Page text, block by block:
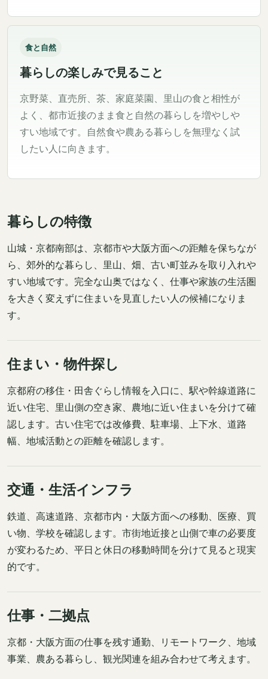
食と自然
暮らしの楽しみで見ること
京野菜、直売所、茶、家庭菜園、里山の食と相性が
よく、都市近接のまま食と自然の暮らしを増やしや
すい地域です。自然食や農ある暮らしを無理なく試
したい人に向きます。
暮らしの特徴
山城・京都南部は、京都市や大阪方面への距離を保ちなが
ら、郊外的な暮らし、里山、畑、古い町並みを取り入れや
すい地域です。完全な山奥ではなく、仕事や家族の生活圏
を大きく変えずに住まいを見直したい人の候補になりま
す。
住まい・物件探し
京都府の移住・田舎ぐらし情報を入口に、駅や幹線道路に
近い住宅、里山側の空き家、農地に近い住まいを分けて確
認します。古い住宅では改修費、駐車場、上下水、道路
幅、地域活動との距離を確認します。
交通・生活インフラ
鉄道、高速道路、京都市内・大阪方面への移動、医療、買
い物、学校を確認します。市街地近接と山側で車の必要度
が変わるため、平日と休日の移動時間を分けて見ると現実
的です。
仕事・二拠点
京都・大阪方面の仕事を残す通勤、リモートワーク、地域
事業、農ある暮らし、観光関連を組み合わせて考えます。